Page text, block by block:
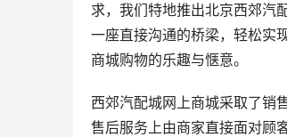
求，我们特地推出北京西郊汽
一座直接沟通的桥梁，轻松实
商城购物的乐趣与惬意。
西郊汽配城网上商城采取了销
售后服务上由商家直接面对顾